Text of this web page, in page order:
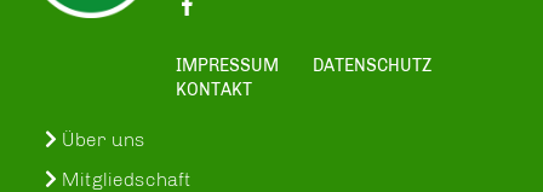
IMPRESSUM
DATENSCHUTZ
KONTAKT
Über uns
Mitgliedschaft